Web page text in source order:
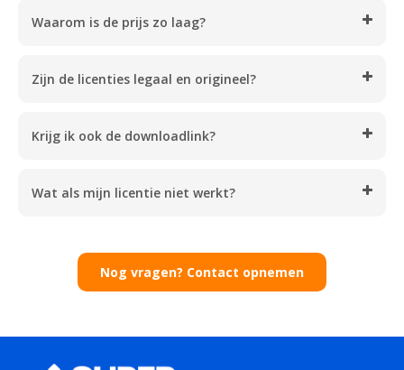
ieder wat wils.
ultieme strategie-ervaring. Met zijn verbeterde
waar wacht je nog op? Ga terug in de tijd en leid je
Waarom is de prijs zo laag?
Zijn de licenties legaal en origineel?
Krijg ik ook de downloadlink?
Wat als mijn licentie niet werkt?
Nog vragen? Contact opnemen